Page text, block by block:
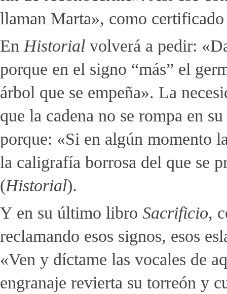
llaman Marta», como
En Historial volverá a pedir:
porque en el signo “más” el
árbol que se empeña». La
que la cadena no se rompa en
porque: «Si en algún momento
la caligrafía borrosa del que se
(Historial).
Y en su último libro Sacrificio,
reclamando esos signos, esos
«Ven y díctame las vocales de
engranaje revierta su torreón y